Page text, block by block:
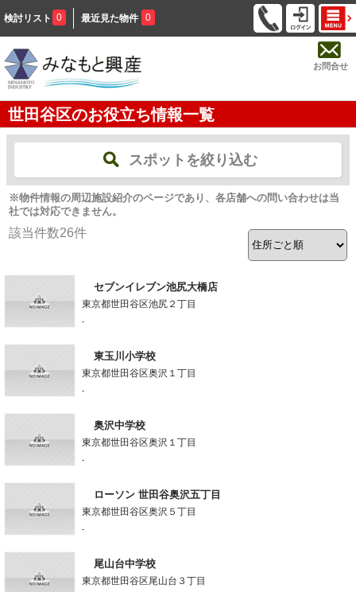
検討リスト 0 最近見た物件 0
お問合せ
世田谷区のお役立ち情報一覧
スポットを絞り込む
※物件情報の周辺施設紹介のページであり、各店舗への問い合わせは当
社では対応できません。
該当件数26件
セブンイレブン池尻大橋店
東京都世田谷区池尻２丁目
-
東玉川小学校
東京都世田谷区奥沢１丁目
-
奥沢中学校
東京都世田谷区奥沢１丁目
-
ローソン 世田谷奥沢五丁目
東京都世田谷区奥沢５丁目
-
尾山台中学校
東京都世田谷区尾山台３丁目